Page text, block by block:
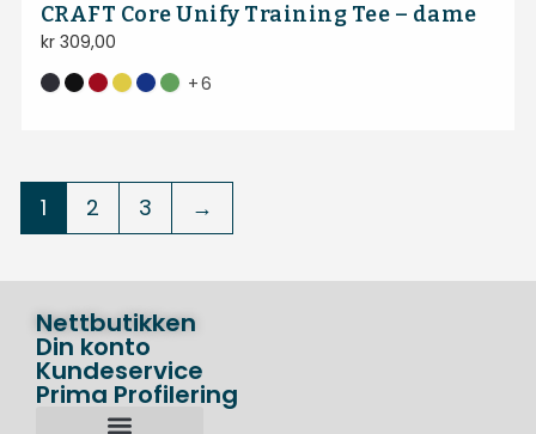
CRAFT Core Unify Training Tee – dame
kr309,00
+6
1 2 3 →
Nettbutikken
Din konto
Kundeservice
Prima Profilering